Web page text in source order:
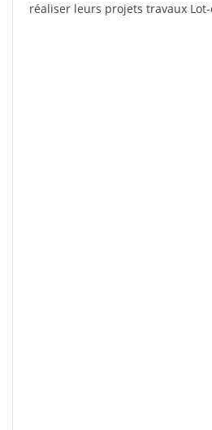
réaliser leurs projets travaux